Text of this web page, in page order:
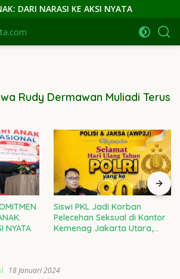
DARI NARASI KE AKSI NYATA
Rudy Dermawan Muliadi Terus
NYATA
Siswi PKL Jadi Korban
Pelecehan Seksual di Kantor
Kemenag Jakarta Utara,
18 Januari 2024